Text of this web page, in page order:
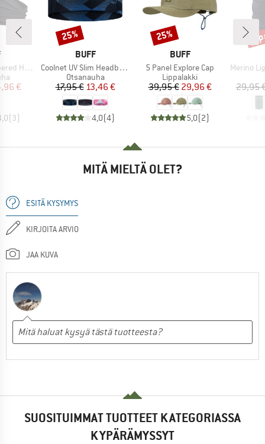
hinta
€
(3)
MERKKI
BUFF
Tuote
Coolnet UV Slim Headband
Tuoteryhmä
Otsanauha
Hinta
17,95 € Alennettu hinta
13,46 €
4,0(4)
Alennus
25%
MERKKI
BUFF
Tuote
5 Panel Explore Cap
Tuoteryhmä
Lippalakki
Hinta
39,95 €Alennettu hinta
29,96 €
5,0(2)
Alennus
25%
Tuote
Merino
29,95
MITÄ MIELTÄ OLET?
ESITÄ KYSYMYS
KIRJOITA ARVIO
JAA KUVA
SUOSITUIMMAT TUOTTEET KATEGORIASSA
KYPÄRÄMYSSYT